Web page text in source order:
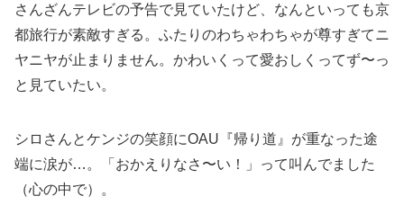
さんざんテレビの予告で見ていたけど、なんといっても京
都旅行が素敵すぎる。ふたりのわちゃわちゃが尊すぎてニ
ヤニヤが止まりません。かわいくって愛おしくってず〜っ
と見ていたい。
シロさんとケンジの笑顔にOAU『帰り道』が重なった途
端に涙が…。「おかえりなさ〜い！」って叫んでました
（心の中で）。